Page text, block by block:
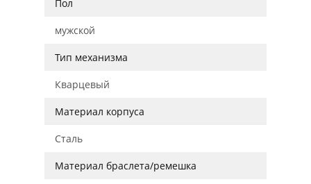
Пол
мужской
Тип механизма
Кварцевый
Материал корпуса
Сталь
Материал браслета/ремешка